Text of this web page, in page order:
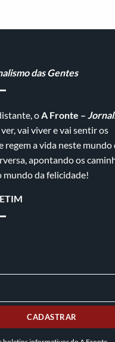
das Gentes
oA Fronte –
ver, vai viver e vai sentir os
regem a vida neste mundo
apontando os
mundo da felicidade!
CADASTRAR